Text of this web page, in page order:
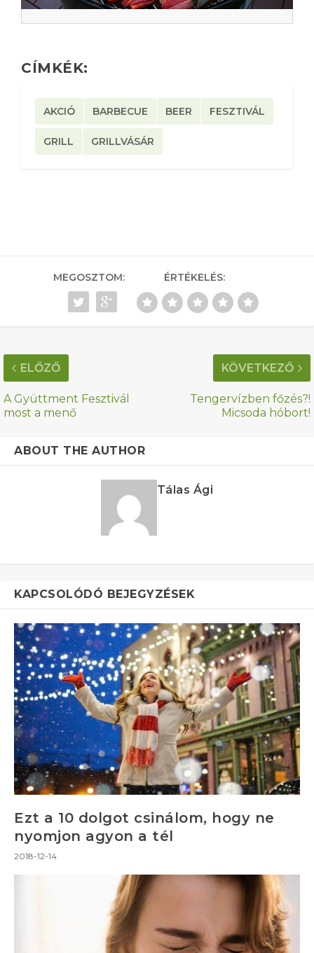
CÍMKÉK:
AKCIÓ BARBECUE BEER FESZTIVÁL
GRILL GRILLVÁSÁR
MEGOSZTOM: ÉRTÉKELÉS:
ELŐZŐ
A Gyüttment Fesztivál
most a menő
KÖVETKEZŐ
Tengervízben főzés?!
Micsoda hóbort!
ABOUT THE AUTHOR
Tálas Ági
KAPCSOLÓDÓ BEJEGYZÉSEK
Ezt a 10 dolgot csinálom, hogy ne
nyomjon agyon a tél
2018-12-14